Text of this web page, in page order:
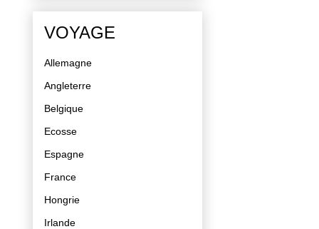
VOYAGE
Allemagne
Angleterre
Belgique
Ecosse
Espagne
France
Hongrie
Irlande